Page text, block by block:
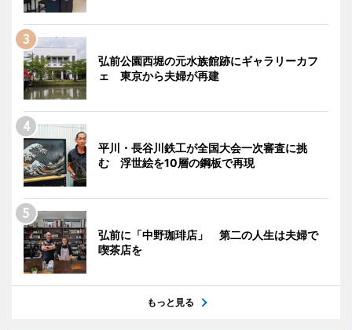
弘前公園西堀の元水族館跡にギャラリーカフ
ェ 東京から夫婦が再建
平川・長谷川鉄工が全国大会一次審査に挑
む 浮世絵を10層の鋼板で再現
弘前に「中野珈琲店」 第二の人生は夫婦で
喫茶店を
もっと見る